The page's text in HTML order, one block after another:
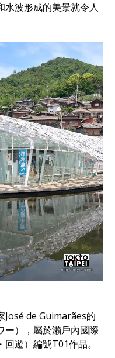
水波形成的美景就令人
José de Guimarães的
ー），屬於瀨戶內國際
遊）編號T01作品。